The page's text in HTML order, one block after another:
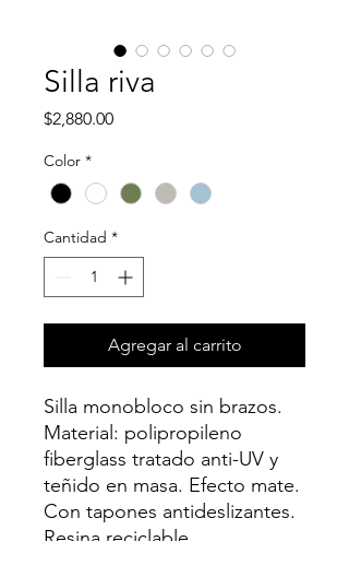
Silla riva
$2,880.00Precio
Color *
Cantidad *
Agregar al carrito
Silla monobloco sin brazos.
Material: polipropileno
fiberglass tratado anti-UV y
teñido en masa. Efecto mate.
Con tapones antideslizantes.
Resina reciclable.